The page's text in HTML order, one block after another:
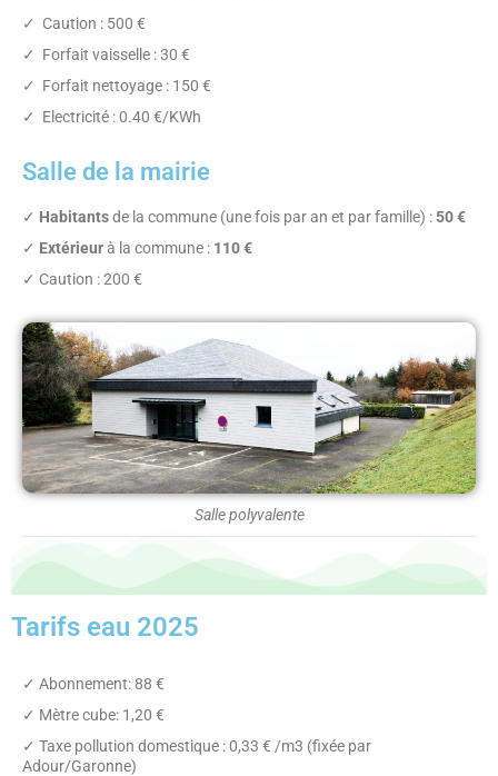
✓ Caution : 500 €
✓ Forfait vaisselle : 30 €
✓ Forfait nettoyage : 150 €
✓ Electricité : 0.40 €/KWh
Salle de la mairie
✓ Habitantsde la commune (une fois par an et par famille) :50 €
✓ Extérieurà la commune : 110 €
✓ Caution : 200 €
Salle polyvalente
Tarifs eau 2025
✓ Abonnement: 88 €
✓ Mètre cube: 1,20 €
✓ Taxe pollution domestique : 0,33 € /m3 (fixée par
Adour/Garonne)